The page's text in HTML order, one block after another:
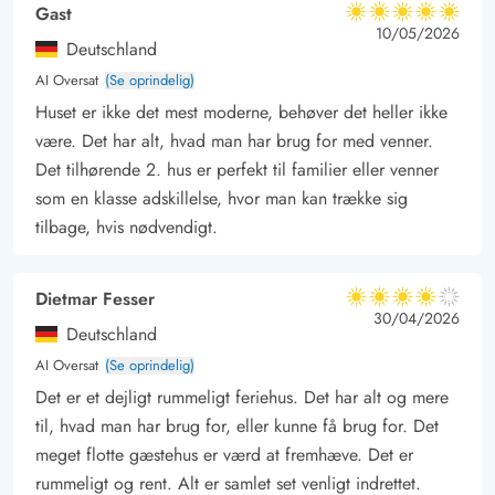
En hyggelig grillaften på terrassen, med solnedgangen og
havets brusen i baggrunden, må være den ultimative nydelse
og afslapning
Huset ligger i på en kuperet naturgrund, hvor man fra toppen
kan skimte Ringkøbing fjord – ca. 400 m væk – og man kan
se de yderste klitrækker – også kun 400 meter væk.
Med kun 600 meter til Vesterhavet, er der altid mulighed for
frisk luft og lange spadsereture i det skønne klit-landskab.
Gast
Deutschland
AI Oversat (Se oprindelig)
5 ud af 5
5 ud af 5
5 out of 5
10/05/2026
Huset er ikke det mest moderne, behøver det heller ikke
være. Det har alt, hvad man har brug for med venner.
Det tilhørende 2. hus er perfekt til familier eller venner
som en klasse adskillelse, hvor man kan trække sig
tilbage, hvis nødvendigt.
Dietmar Fesser
Deutschland
AI Oversat (Se oprindelig)
4 ud af 5
4 ud af 5
4 out of 5
30/04/2026
Det er et dejligt rummeligt feriehus. Det har alt og mere
til, hvad man har brug for, eller kunne få brug for. Det
meget flotte gæstehus er værd at fremhæve. Det er
rummeligt og rent. Alt er samlet set venligt indrettet.